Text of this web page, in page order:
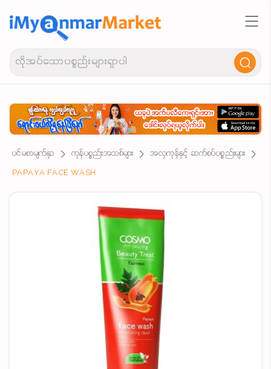
ပင်မစာမျက်နှာ ကုန်ပစ္စည်းအသစ်များ
အလှကုန်နှင့် ဆက်စပ်ပစ္စည်းများ
PAPAYA FACE WASH